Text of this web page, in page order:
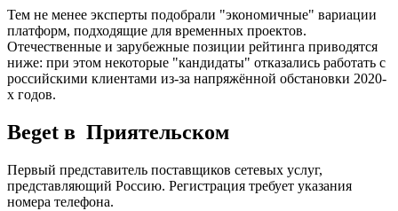
Тем не менее эксперты подобрали "экономичные" вариации
платформ, подходящие для временных проектов.
Отечественные и зарубежные позиции рейтинга приводятся
ниже: при этом некоторые "кандидаты" отказались работать с
российскими клиентами из-за напряжённой обстановки 2020-
х годов.
Beget в Приятельском
Первый представитель поставщиков сетевых услуг,
представляющий Россию. Регистрация требует указания
номера телефона.